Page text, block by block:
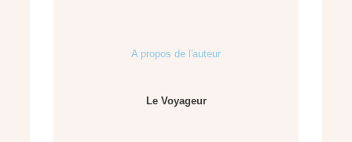
A propos de l'auteur
Le Voyageur